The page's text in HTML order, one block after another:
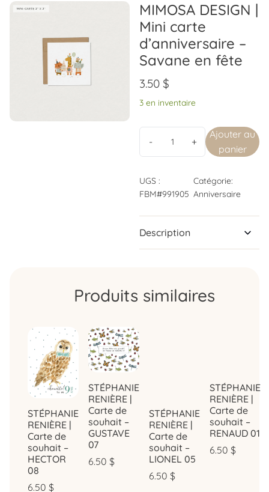
MIMOSA DESIGN |
Mini carte
d’anniversaire –
Savane en fête
3.50$
3 en inventaire
Ajouter au
panier
UGS :
FBM#991905
Catégorie:
Anniversaire
Description
Produits similaires
STÉPHANIE
RENIÈRE |
Carte de
souhait –
HECTOR
08
6.50 $
STÉPHANIE
RENIÈRE |
Carte de
souhait –
GUSTAVE
07
6.50 $
STÉPHANIE
RENIÈRE |
Carte de
souhait –
LIONEL 05
6.50 $
STÉPHANIE
RENIÈRE |
Carte de
souhait –
RENAUD 01
6.50 $